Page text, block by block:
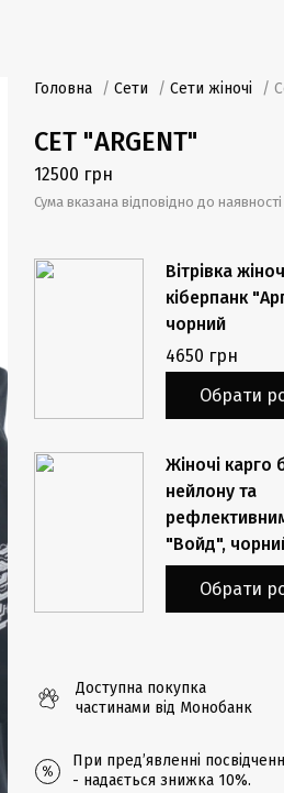
Головна / Сети / Сети жіночі /
СЕТ "ARGENT"
12500 грн
Сума вказана відповідно до наявності
Вітрівка
кіберпанк
чорний
4650 грн
Обрати
Жіночі карго
нейлону та
"Войд",
Обрати
Доступна покупка
частинами від Монобанк
При предʼявленні
- надається знижка 10%.